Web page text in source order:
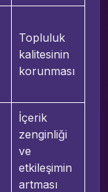
Topluluk
kalitesinin
korunması
İçerik
zenginliği
ve
etkileşimin
artması